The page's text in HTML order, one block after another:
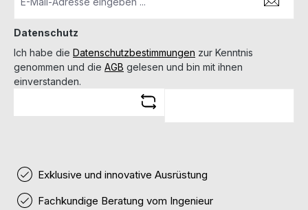
Datenschutz
Ich habe die Datenschutzbestimmungen zur Kenntnis
genommen und die AGB gelesen und bin mit ihnen
einverstanden.
Exklusive und innovative Ausrüstung
Fachkundige Beratung vom Ingenieur